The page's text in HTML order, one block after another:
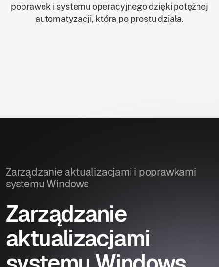
poprawek i systemu operacyjnego dzięki potężnej
automatyzacji, która po prostu działa.
Zarządzanie aktualizacjami i poprawkami
systemu Windows
Zarządzanie
aktualizacjami